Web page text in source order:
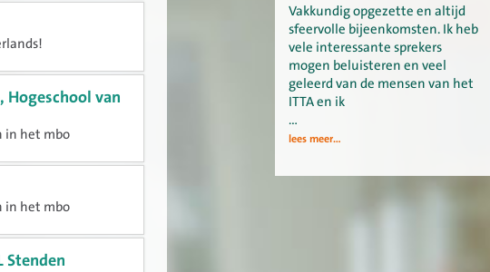
Vakkundig opgezette en altijd
sfeervolle bijeenkomsten. Ik heb
vele interessante sprekers
mogen beluisteren en veel
geleerd van de mensen van het
ITTA en ik
…
lees meer...
Hogeschool van
in het mbo
in het mbo
Stenden